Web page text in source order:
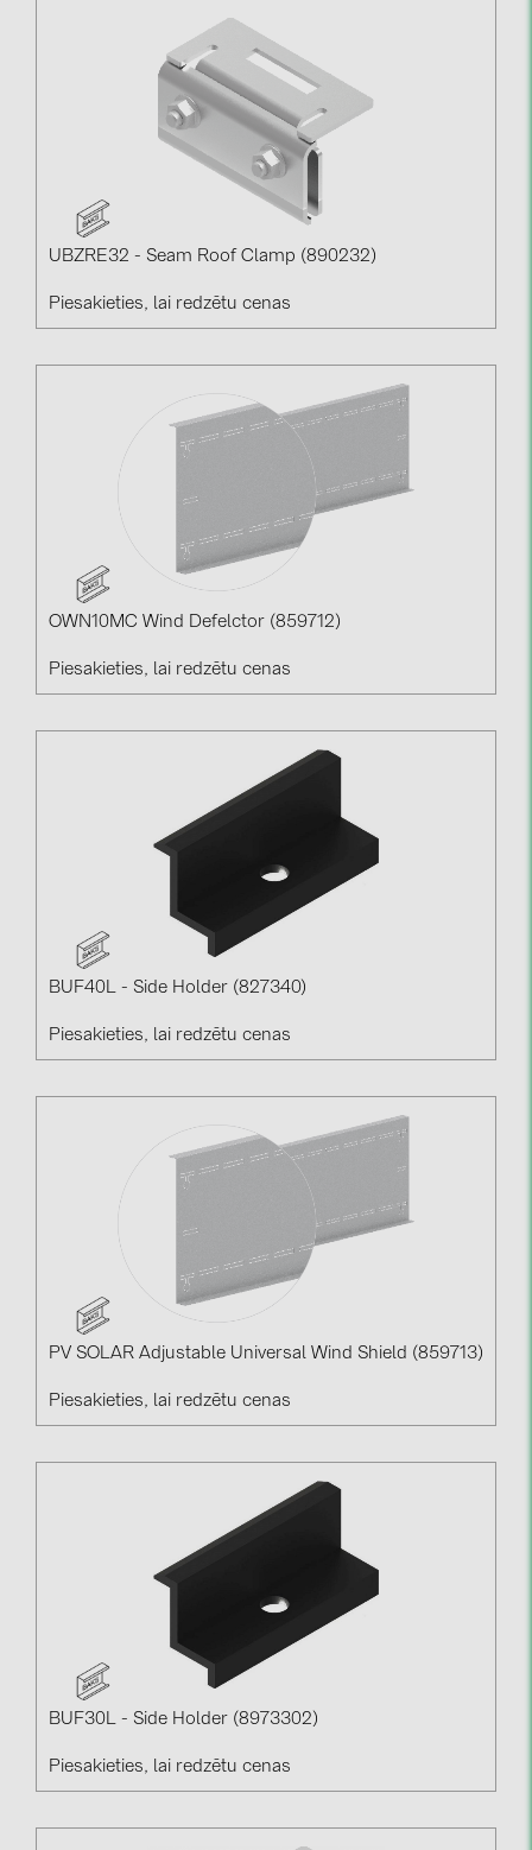
UBZRE32 - Seam Roof Clamp (890232)
Piesakieties, lai redzētu cenas
OWN10MC Wind Defelctor (859712)
Piesakieties, lai redzētu cenas
BUF40L - Side Holder (827340)
Piesakieties, lai redzētu cenas
PV SOLAR Adjustable Universal Wind Shield (859713)
Piesakieties, lai redzētu cenas
BUF30L - Side Holder (8973302)
Piesakieties, lai redzētu cenas